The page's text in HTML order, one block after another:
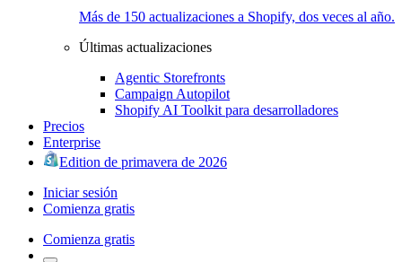
Más de 150 actualizaciones a Shopify, dos veces al año.
Últimas actualizaciones
Agentic Storefronts
Campaign Autopilot
Shopify AI Toolkit para desarrolladores
Precios
Enterprise
Edition de primavera de 2026
Iniciar sesión
Comienza gratis
Comienza gratis